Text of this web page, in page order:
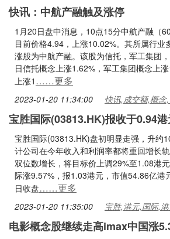
快讯：中航产融触及涨停
1月20日盘中消息，10点15分中航产融（
目前价格4.94，上涨10.02%。其所属行业
涨股为中航产融。该股为信托，军工集团
日信托概念上涨1.62%，军工集团概念上
上涨1 ……更多
2023-01-20 11:34:00 快讯,成交额,概
宝胜国际(03813.HK)报收于0.94
宝胜国际(03813.HK)盘初明显走强，升约
计公司在今年收入和利润率都将重回增长
双位数增长，将目标价上调29%至1.08港
际涨9.57%，报1.03港元，市值54.86亿港
日收盘……更多
2023-01-20 11:35:00 宝胜,港元,国际,
电影概念股继续走高imax中国涨